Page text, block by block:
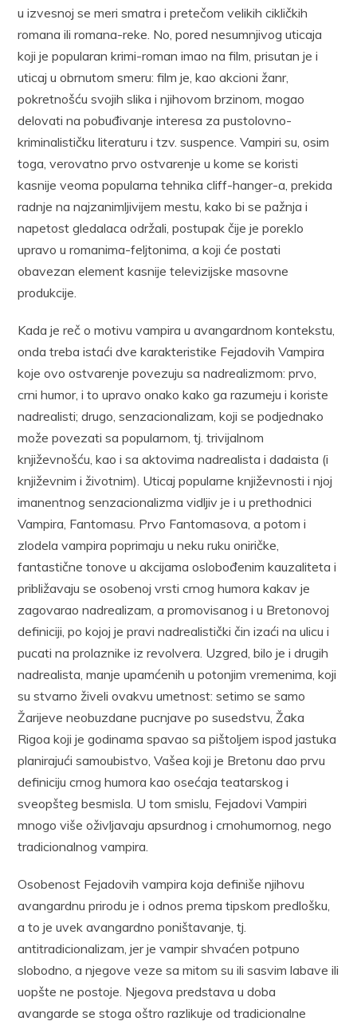
u izvesnoj se meri smatra i pretečom velikih cikličkih
romana ili romana-reke. No, pored nesumnjivog uticaja
koji je popularan krimi-roman imao na film, prisutan je i
uticaj u obrnutom smeru: film je, kao akcioni žanr,
pokretnošću svojih slika i njihovom brzinom, mogao
delovati na pobuđivanje interesa za pustolovno-
kriminalističku literaturu i tzv. suspence. Vampiri su, osim
toga, verovatno prvo ostvarenje u kome se koristi
kasnije veoma popularna tehnika cliff-hanger-a, prekida
radnje na najzanimljivijem mestu, kako bi se pažnja i
napetost gledalaca održali, postupak čije je poreklo
upravo u romanima-feljtonima, a koji će postati
obavezan element kasnije televizijske masovne
produkcije.
Kada je reč o motivu vampira u avangardnom kontekstu,
onda treba istaći dve karakteristike Fejadovih Vampira
koje ovo ostvarenje povezuju sa nadrealizmom: prvo,
crni humor, i to upravo onako kako ga razumeju i koriste
nadrealisti; drugo, senzacionalizam, koji se podjednako
može povezati sa popularnom, tj. trivijalnom
književnošću, kao i sa aktovima nadrealista i dadaista (i
književnim i životnim). Uticaj popularne književnosti i njoj
imanentnog senzacionalizma vidljiv je i u prethodnici
Vampira, Fantomasu. Prvo Fantomasova, a potom i
zlodela vampira poprimaju u neku ruku oniričke,
fantastične tonove u akcijama oslobođenim kauzaliteta i
približavaju se osobenoj vrsti crnog humora kakav je
zagovarao nadrealizam, a promovisanog i u Bretonovoj
definiciji, po kojoj je pravi nadrealistički čin izaći na ulicu i
pucati na prolaznike iz revolvera. Uzgred, bilo je i drugih
nadrealista, manje upamćenih u potonjim vremenima, koji
su stvarno živeli ovakvu umetnost: setimo se samo
Žarijeve neobuzdane pucnjave po susedstvu, Žaka
Rigoa koji je godinama spavao sa pištoljem ispod jastuka
planirajući samoubistvo, Vašea koji je Bretonu dao prvu
definiciju crnog humora kao osećaja teatarskog i
sveopšteg besmisla. U tom smislu, Fejadovi Vampiri
mnogo više oživljavaju apsurdnog i crnohumornog, nego
tradicionalnog vampira.
Osobenost Fejadovih vampira koja definiše njihovu
avangardnu prirodu je i odnos prema tipskom predlošku,
a to je uvek avangardno poništavanje, tj.
antitradicionalizam, jer je vampir shvaćen potpuno
slobodno, a njegove veze sa mitom su ili sasvim labave ili
uopšte ne postoje. Njegova predstava u doba
avangarde se stoga oštro razlikuje od tradicionalne